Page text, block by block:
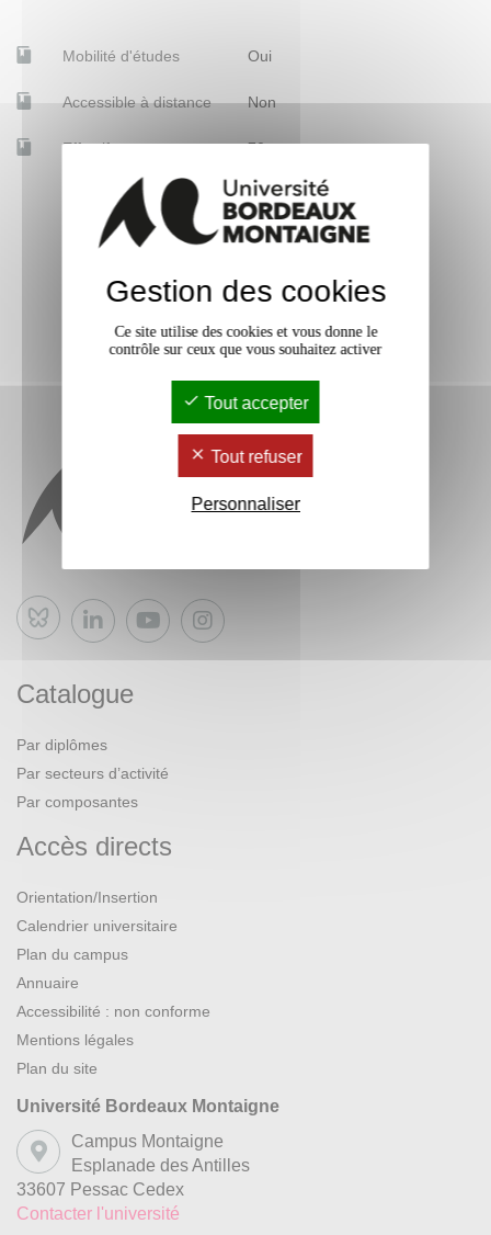
Mobilité d'études Oui
Accessible à distance Non
Effectif 70
Bluesky
Catalogue
Par diplômes
Par secteurs d’activité
Par composantes
Accès directs
Orientation/Insertion
Calendrier universitaire
Plan du campus
Annuaire
Accessibilité : non conforme
Mentions légales
Plan du site
Université Bordeaux Montaigne
Campus Montaigne
Esplanade des Antilles
33607 Pessac Cedex
Contacter l'université
Gestion des cookies
Ce site utilise des cookies et vous donne le
contrôle sur ceux que vous souhaitez activer
Tout accepter
Tout refuser
Personnaliser